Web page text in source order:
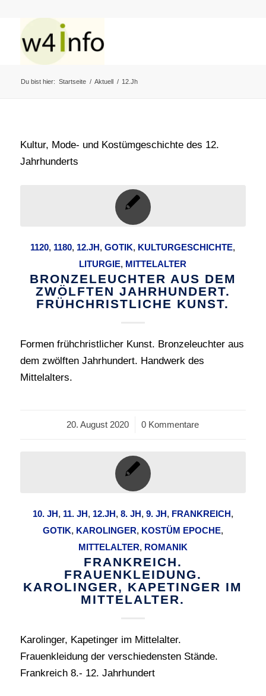
Du bist hier: Startseite / Aktuell / 12.Jh
Kultur, Mode- und Kostümgeschichte des 12.
Jahrhunderts
1120, 1180, 12.JH,GOTIK, KULTURGESCHICHTE,
LITURGIE, MITTELALTER
BRONZELEUCHTER AUS DEM
ZWÖLFTEN JAHRHUNDERT.
FRÜHCHRISTLICHE KUNST.
Formen frühchristlicher Kunst. Bronzeleuchter aus
dem zwölften Jahrhundert. Handwerk des
Mittelalters.
20. August 2020
/ 0 Kommentare
10. JH, 11. JH, 12.JH, 8. JH, 9. JH, FRANKREICH,
GOTIK, KAROLINGER, KOSTÜM EPOCHE,
MITTELALTER, ROMANIK
FRANKREICH.
FRAUENKLEIDUNG.
KAROLINGER, KAPETINGER IM
MITTELALTER.
Karolinger, Kapetinger im Mittelalter.
Frauenkleidung der verschiedensten Stände.
Frankreich 8.- 12. Jahrhundert